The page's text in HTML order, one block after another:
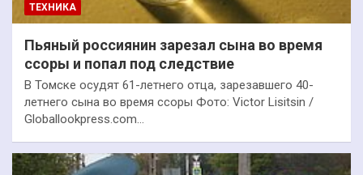
ТЕХНИКА
Пьяный россиянин зарезал сына во время
ссоры и попал под следствие
В Томске осудят 61-летнего отца, зарезавшего 40-
летнего сына во время ссоры Фото: Victor Lisitsin /
Globallookpress.com…